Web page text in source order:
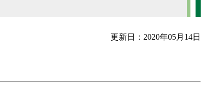
更新日：2020年05月14日